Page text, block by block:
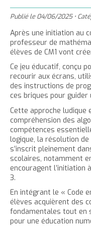
h
è
c
l
e
a
c
c
u
e
i
l
n
t
e
r
a
t
a
i
l
l
e
d
u
e
x
t
u
e
r
l
t
a
i
l
l
e
d
u
t
x
t
e
m
e
r
c
e
t
t
e
p
a
g
e
g
e
r
c
e
c
o
n
t
e
n
u
Publié le04/06/2025 •
Après une initiation au
professeur de
élèves de CM1 vont
Ce jeu éducatif, conçu
recourir aux écrans,
des instructions de
ces briques pour
Cette approche
compréhension des
compétences
logique, la résolution
s’inscrit pleinement
scolaires, notamment
encouragent l’initiation
3.
En intégrant le « Code
élèves acquièrent des
fondamentales tout en
pour une éducation